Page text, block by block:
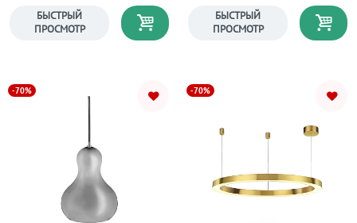
БЫСТРЫЙ
ПРОСМОТР
БЫСТРЫЙ
ПРОСМОТР
-70% -70%